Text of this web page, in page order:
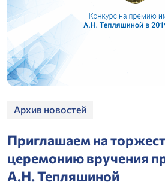
Архив новостей
Приглашаем на
церемонию вручения
А.Н. Тепляшиной